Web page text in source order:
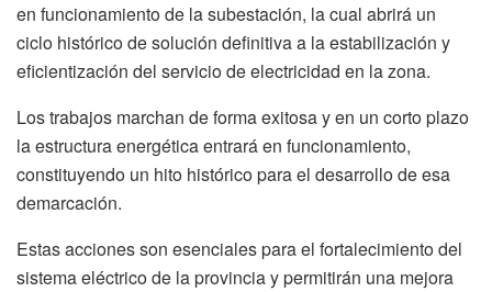
en funcionamiento de la subestación, la cual abrirá un
ciclo histórico de solución definitiva a la estabilización y
eficientización del servicio de electricidad en la zona.
Los trabajos marchan de forma exitosa y en un corto plazo
la estructura energética entrará en funcionamiento,
constituyendo un hito histórico para el desarrollo de esa
demarcación.
Estas acciones son esenciales para el fortalecimiento del
sistema eléctrico de la provincia y permitirán una mejora